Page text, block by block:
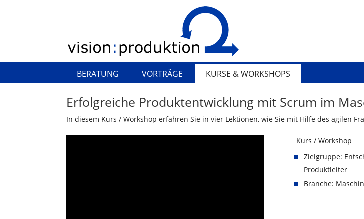
BERATUNG VORTRÄGE KURSE & WORKSHOPS
Erfolgreiche Produktentwicklung mit Scrum im
In diesem Kurs / Workshop erfahren Sie in vier Lektionen, wie Sie mit Hilfe des agilen
Kurs / Workshop
Zielgruppe:
Produktleiter
Branche: